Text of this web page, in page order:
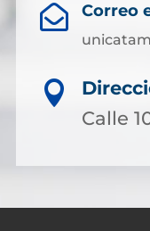
 Correo

Calle